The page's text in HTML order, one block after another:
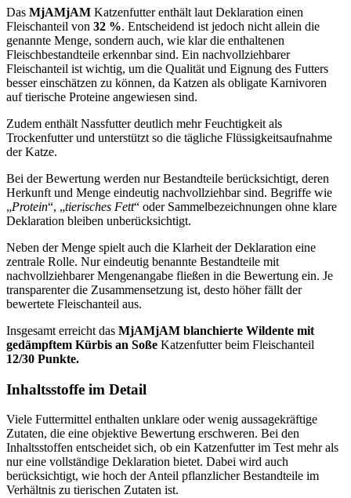
Das MjAMjAM Katzenfutter enthält laut Deklaration einen
Fleischanteil von 32 %. Entscheidend ist jedoch nicht allein die
genannte Menge, sondern auch, wie klar die enthaltenen
Fleischbestandteile erkennbar sind. Ein nachvollziehbarer
Fleischanteil ist wichtig, um die Qualität und Eignung des Futters
besser einschätzen zu können, da Katzen als obligate Karnivoren
auf tierische Proteine angewiesen sind.
Zudem enthält Nassfutter deutlich mehr Feuchtigkeit als
Trockenfutter und unterstützt so die tägliche Flüssigkeitsaufnahme
der Katze.
Bei der Bewertung werden nur Bestandteile berücksichtigt, deren
Herkunft und Menge eindeutig nachvollziehbar sind. Begriffe wie
„Protein“, „tierisches Fett“ oder Sammelbezeichnungen ohne klare
Deklaration bleiben unberücksichtigt.
Neben der Menge spielt auch die Klarheit der Deklaration eine
zentrale Rolle. Nur eindeutig benannte Bestandteile mit
nachvollziehbarer Mengenangabe fließen in die Bewertung ein. Je
transparenter die Zusammensetzung ist, desto höher fällt der
bewertete Fleischanteil aus.
Insgesamt erreicht das MjAMjAM blanchierte Wildente mit
gedämpftem Kürbis an Soße Katzenfutterbeim Fleischanteil
12/30 Punkte.
Inhaltsstoffe im Detail
Viele Futtermittel enthalten unklare oder wenig aussagekräftige
Zutaten, die eine objektive Bewertung erschweren. Bei den
Inhaltsstoffen entscheidet sich, ob ein Katzenfutter im Test mehr als
nur eine vollständige Deklaration bietet. Dabei wird auch
berücksichtigt, wie hoch der Anteil pflanzlicher Bestandteile im
Verhältnis zu tierischen Zutaten ist.